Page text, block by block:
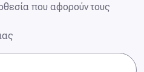
που αφορούν τους